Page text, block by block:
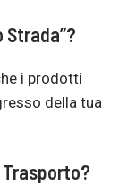
Strada”?
i prodotti
della tua
Trasporto?